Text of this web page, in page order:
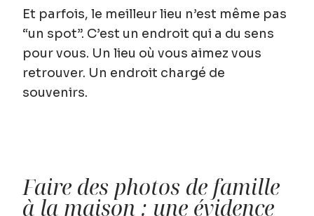
Et parfois, le meilleur lieu n’est même pas
“un spot”. C’est un endroit qui a du sens
pour vous. Un lieu où vous aimez vous
retrouver. Un endroit chargé de
souvenirs.
Faire des photos de famille
à la maison : une évidence